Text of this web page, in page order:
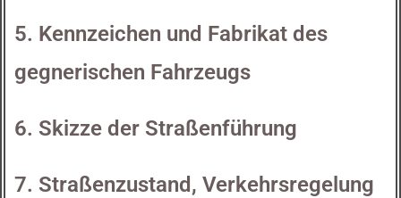
5. Kennzeichen und Fabrikat des
gegnerischen Fahrzeugs
6. Skizze der Straßenführung
7. Straßenzustand, Verkehrsregelung